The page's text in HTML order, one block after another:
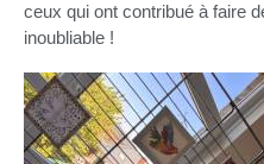
ceux qui ont contribué à faire
inoubliable !